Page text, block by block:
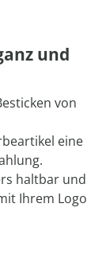
und
von
eine
haltbar und
Ihrem Logo